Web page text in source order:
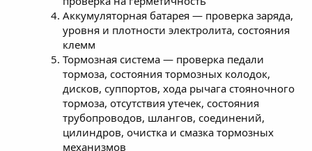
Аккумуляторная батарея — проверка заряда,
уровня и плотности электролита, состояния
клемм
Тормозная система — проверка педали
тормоза, состояния тормозных колодок,
дисков, суппортов, хода рычага стояночного
тормоза, отсутствия утечек, состояния
трубопроводов, шлангов, соединений,
цилиндров, очистка и смазка тормозных
механизмов